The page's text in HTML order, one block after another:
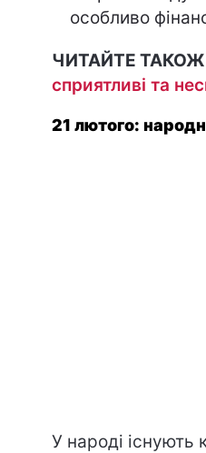
особливо
ЧИТАЙТЕ
сприятливі та
21 лютого:
У народі існують